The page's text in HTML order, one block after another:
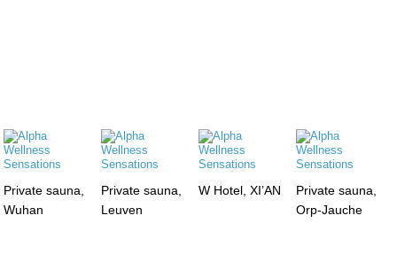
Private sauna,
Wuhan
Private sauna,
Leuven
W Hotel, XI’AN
Private sauna,
Orp-Jauche